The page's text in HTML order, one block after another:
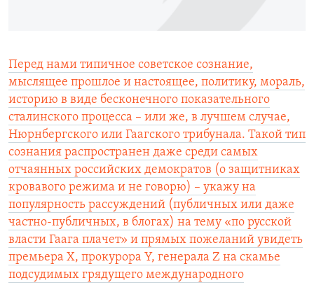
Все сайты РСЕ/РС
Перед нами типичное советское сознание,
мыслящее прошлое и настоящее, политику, мораль,
историю в виде бесконечного показательного
сталинского процесса – или же, в лучшем случае,
Нюрнбергского или Гаагского трибунала. Такой тип
сознания распространен даже среди самых
отчаянных российских демократов (о защитниках
кровавого режима и не говорю) – укажу на
популярность рассуждений (публичных или даже
частно-публичных, в блогах) на тему «по русской
власти Гаага плачет» и прямых пожеланий увидеть
премьера Х, прокурора Y, генерала Z на скамье
подсудимых грядущего международного